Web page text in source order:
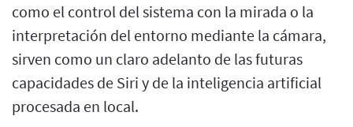
como el control del sistema con la mirada o la
interpretación del entorno mediante la cámara,
sirven como un claro adelanto de las futuras
capacidades de Siri y de la inteligencia artificial
procesada en local.